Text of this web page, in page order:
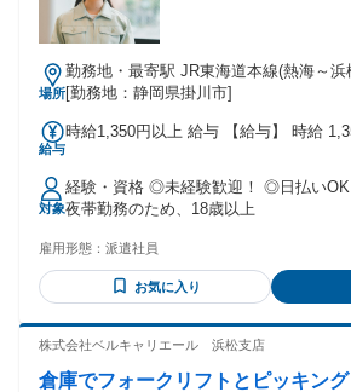
場所
勤務地・最寄駅 JR東海道本線(熱海～
本線(熱海～浜松)/掛川駅,徒歩28分 ※東
[勤務地：静岡県掛川市]
給与
時給1,350円以上 給与 【給与】 時給
通費】 ※月3万円まで支給
対象
経験・資格 ◎未経験歓迎！ ◎日払いOK ※22時～翌5時の深
夜帯勤務のため、18歳以上
雇用形態： 派遣社員
お気に入り
株式会社ベルキャリエール 浜松支店
倉庫でフォークリフトとピッキング